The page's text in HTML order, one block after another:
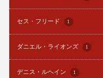
セス・フリード 1
ダニエル・ライオンズ 1
デニス・ルヘイン 1